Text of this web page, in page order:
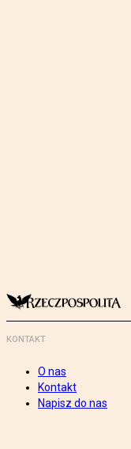
KONTAKT
O nas
Kontakt
Napisz do nas